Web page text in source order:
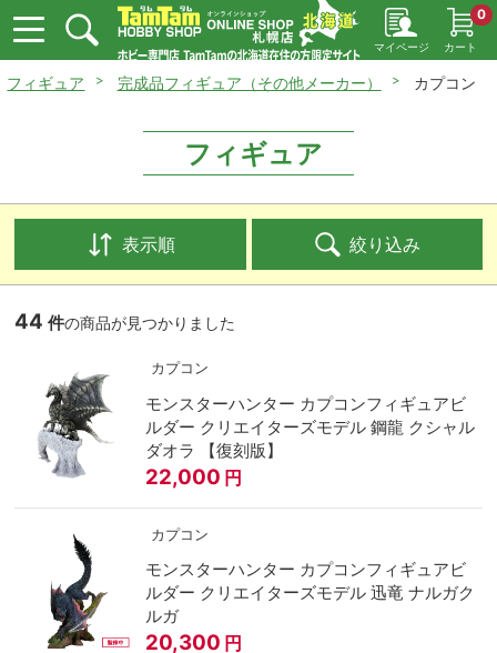
マイページ カート
0
フィギュア 完成品フィギュア（その他メーカー） カプコン
フィギュア
表示順 絞り込み
44 件の商品が見つかりました
カプコン
モンスターハンター カプコンフィギュアビ
ルダー クリエイターズモデル 鋼龍 クシャル
ダオラ 【復刻版】
22,000 円
カプコン
モンスターハンター カプコンフィギュアビ
ルダー クリエイターズモデル 迅竜 ナルガク
ルガ
20,300 円